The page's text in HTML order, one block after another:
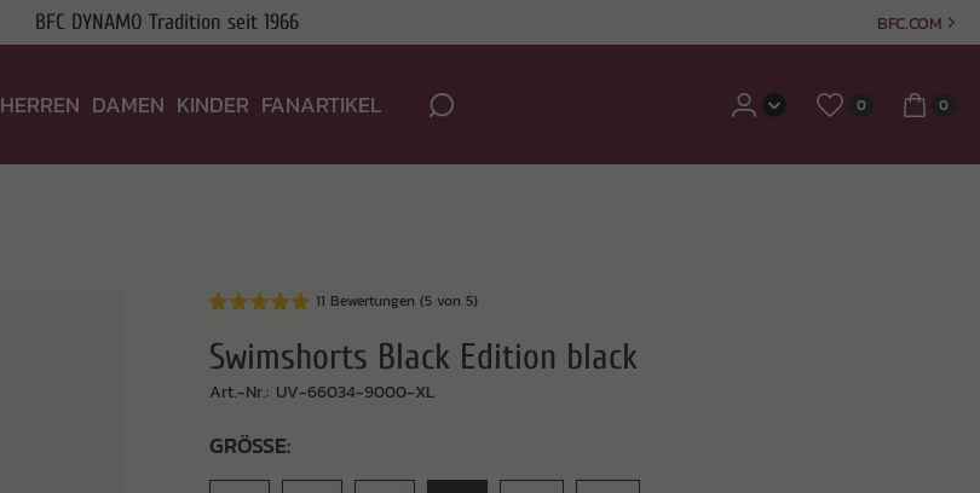
BFC DYNAMO Tradition seit 1966 BFC.COM
HERREN DAMEN KINDER FANARTIKEL 0 0
11 Bewertungen (5 von 5)
Swimshorts Black Edition black
Art.-Nr.: UV-66034-9000-XL
GRÖSSE: